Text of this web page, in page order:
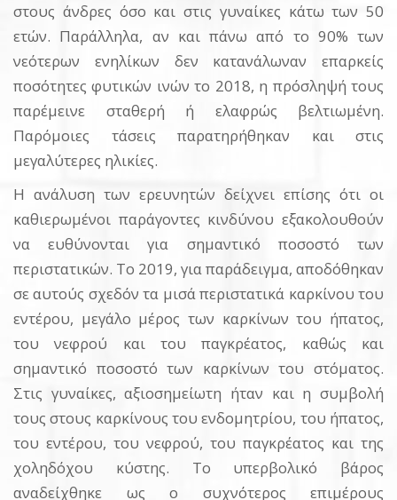
στους άνδρες όσο και στις γυναίκες κάτω των 50
ετών. Παράλληλα, αν και πάνω από το 90% των
νεότερων ενηλίκων δεν κατανάλωναν επαρκείς
ποσότητες φυτικών ινών το 2018, η πρόσληψή τους
παρέμεινε σταθερή ή ελαφρώς βελτιωμένη.
Παρόμοιες τάσεις παρατηρήθηκαν και στις
μεγαλύτερες ηλικίες.
Η ανάλυση των ερευνητών δείχνει επίσης ότι οι
καθιερωμένοι παράγοντες κινδύνου εξακολουθούν
να ευθύνονται για σημαντικό ποσοστό των
περιστατικών. Το 2019, για παράδειγμα, αποδόθηκαν
σε αυτούς σχεδόν τα μισά περιστατικά καρκίνου του
εντέρου, μεγάλο μέρος των καρκίνων του ήπατος,
του νεφρού και του παγκρέατος, καθώς και
σημαντικό ποσοστό των καρκίνων του στόματος.
Στις γυναίκες, αξιοσημείωτη ήταν και η συμβολή
τους στους καρκίνους του ενδομητρίου, του ήπατος,
του εντέρου, του νεφρού, του παγκρέατος και της
χοληδόχου κύστης. Το υπερβολικό βάρος
αναδείχθηκε ως ο συχνότερος επιμέρους